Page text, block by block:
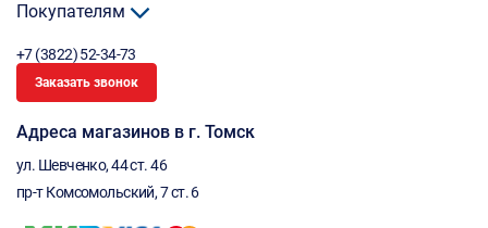
Покупателям
+7 (3822) 52-34-73
Заказать звонок
Адреса магазинов в г. Томск
ул. Шевченко, 44 ст. 46
пр-т Комсомольский, 7 ст. 6